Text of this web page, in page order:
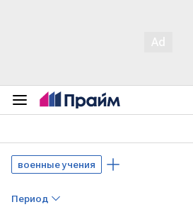
военные учения
Период